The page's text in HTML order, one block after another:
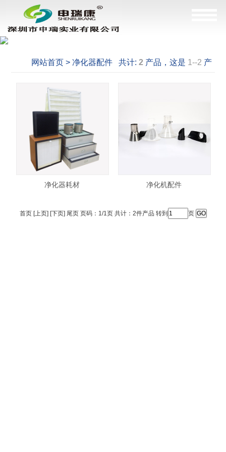
网站首页 > 净化器配件 共计:2 产品，这是 1--2 产
净化器耗材 净化机配件
首页 [上页] [下页] 尾页 页码：1/1页 共计：2件产品 转到 页